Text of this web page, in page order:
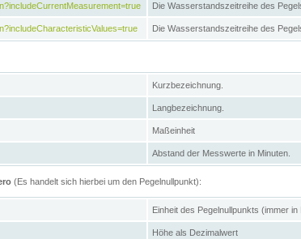
Die Wasserstandszeitreihe des
Die Wasserstandszeitreihe des
Kurzbezeichnung.
Langbezeichnung.
Maßeinheit
Abstand der Messwerte in Minuten.
(Es handelt sich hierbei um den Pegelnullpunkt):
Einheit des Pegelnullpunkts (immer
Höhe als Dezimalwert